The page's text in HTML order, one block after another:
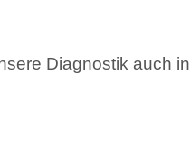
Diagnostik auch in